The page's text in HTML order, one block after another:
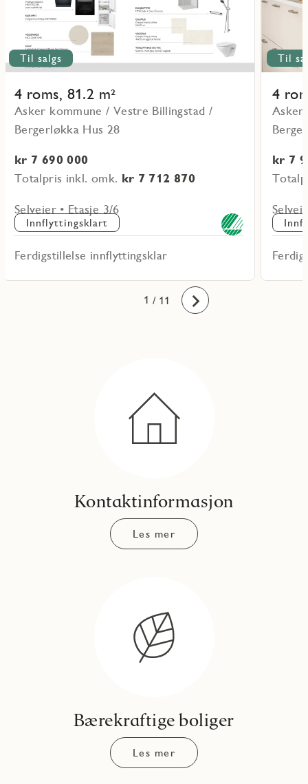
Til salgs
4 roms, 81.2 m²
Asker kommune / Vestre Billingstad /
Bergerløkka Hus 28
kr 7 690 000
Totalpris inkl. omk. kr 7 712 870
Selveier • Etasje 3/6
Innflyttingsklart
Ferdigstillelse innflyttingsklar
Til
4
Asker
kr 7
1
2
3
4
5
6
7
8
9
10
11 / 11 Fremover
Kontaktinformasjon
Les mer
Bærekraftige boliger
Les mer